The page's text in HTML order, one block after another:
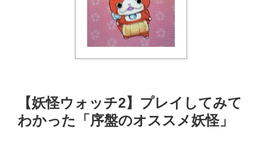
【妖怪ウォッチ2】プレイしてみて
わかった「序盤のオススメ妖怪」